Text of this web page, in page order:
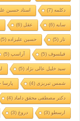
دکلمه(7) استاد حسین
سایه(6) عقل (6)
تار (5) حسین علیزاده(5)
فیلسوف(5) آراسپ(5)
سید خلیل عالی نژاد (5)
شمس تبریزی(4) پارسا
دکتر مصطفی محقق داماد (4)
ارسطو (3) دروغ (3)